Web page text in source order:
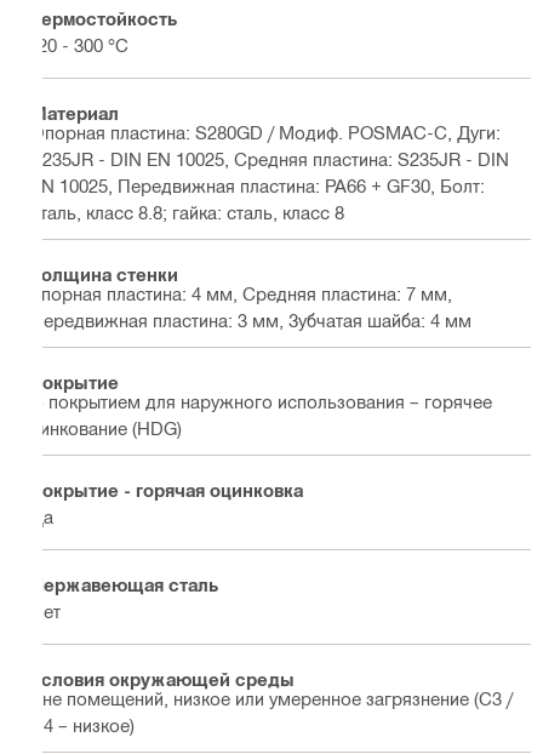
Термостойкость
-20 - 300 °C
Материал
Опорная пластина: S280GD / Модиф. POSMAC-C, Дуги:
S235JR - DIN EN 10025, Средняя пластина: S235JR - DIN
EN 10025, Передвижная пластина: PA66 + GF30, Болт:
сталь, класс 8.8; гайка: сталь, класс 8
Толщина стенки
опорная пластина: 4 мм, Средняя пластина: 7 мм,
Передвижная пластина: 3 мм, Зубчатая шайба: 4 мм
Покрытие
С покрытием для наружного использования – горячее
цинкование (HDG)
Покрытие - горячая оцинковка
Да
Нержавеющая сталь
Нет
Условия окружающей среды
Вне помещений, низкое или умеренное загрязнение (C3 /
C4 – низкое)